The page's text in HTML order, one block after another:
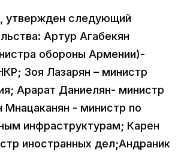
утвержден следующий
Артур Агабекян
обороны Армении)-
Зоя Лазарян – министр
Арарат Даниелян- министр
Мнацаканян - министр по
инфраструктурам; Карен
иностранных дел;Андраник